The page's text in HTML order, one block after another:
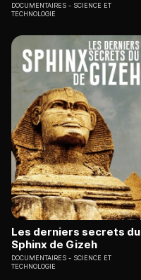
DOCUMENTAIRES
SCIENCE ET
TECHNOLOGIE
Les derniers secrets du
Sphinx de Gizeh
DOCUMENTAIRES
SCIENCE ET
TECHNOLOGIE